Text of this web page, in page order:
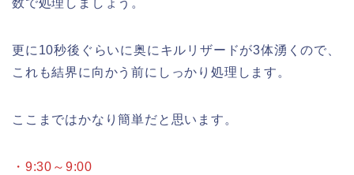
数で処理しましょう。
更に10秒後ぐらいに奥にキルリザードが3体湧くので、
これも結界に向かう前にしっかり処理します。
ここまではかなり簡単だと思います。
・9:30～9:00